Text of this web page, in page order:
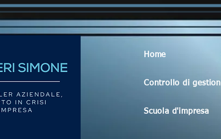
Home
Controllo di
Scuola d'impresa